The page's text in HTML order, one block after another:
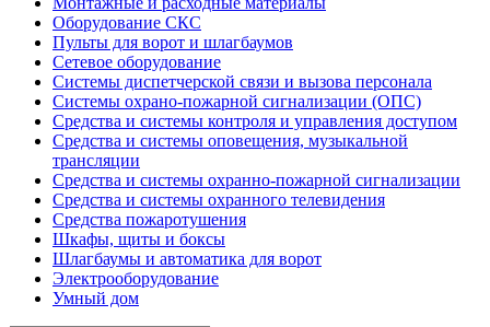
Оборудование СКС
Пульты для ворот и шлагбаумов
Сетевое оборудование
Системы диспетчерской связи и вызова персонала
Системы охрано-пожарной сигнализации (ОПС)
Средства и системы контроля и управления доступом
Средства и системы оповещения, музыкальной
трансляции
Средства и системы охранно-пожарной сигнализации
Средства и системы охранного телевидения
Средства пожаротушения
Шкафы, щиты и боксы
Шлагбаумы и автоматика для ворот
Электрооборудование
Умный дом